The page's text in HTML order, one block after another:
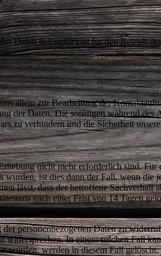
Daten in Logfiles ist für den Betrieb
allein zur Bearbeitung der
der Daten. Die sonstigen während des
zu verhindern und die Sicherheit
nicht mehr erforderlich sind. Für
wurden, ist dies dann der Fall, wenn
lässt, dass der betroffene Sachverhalt
nach einer Frist von 14 Tagen
personenbezogenen Daten zu
widersprechen. In einem solchen Fall
wurden, werden in diesem Fall